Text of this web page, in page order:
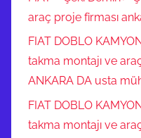
araç proje firması
FIAT DOBLO
takma montajı ve
ANKARA DA usta
FIAT DOBLO
takma montajı ve